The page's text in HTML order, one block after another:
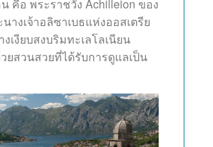
น คือ พระราชวัง Achilleion ของ
างเจ้าอลิซาเบธแห่งออสเตรีย
เงียบสงบริมทะเลโลเนียน
ยสวนสวยที่ได้รับการดูแลเป็น